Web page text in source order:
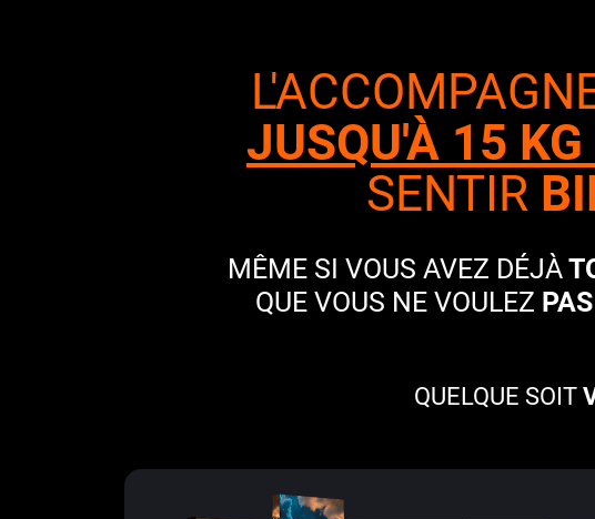
JUSQU'À 15
SENTIR
MÊME SI VOUS AVEZ DÉJÀ
QUE VOUS NE VOULEZ
QUELQUE SOIT